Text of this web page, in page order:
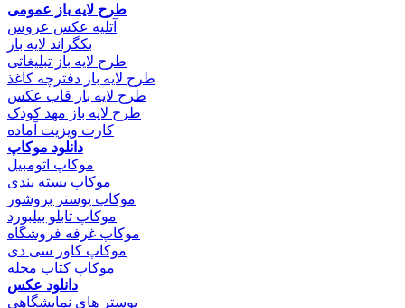
طرح لایه باز عمومی
آتلیه عکس عروس
بکگراند لایه باز
طرح لایه باز تبلیغاتی
طرح لایه باز دفترچه کاغذ
طرح لایه باز قاب عکس
طرح لایه باز مهد کودک
کارت ویزیت آماده
دانلود موکاپ
موکاپ اتومبیل
موکاپ بسته بندی
موکاپ پوستر بروشور
موکاپ تابلو بیلبورد
موکاپ غرفه فروشگاه
موکاپ کاور سی دی
موکاپ کتاب مجله
دانلود عکس
پوستر های نمایشگاهی